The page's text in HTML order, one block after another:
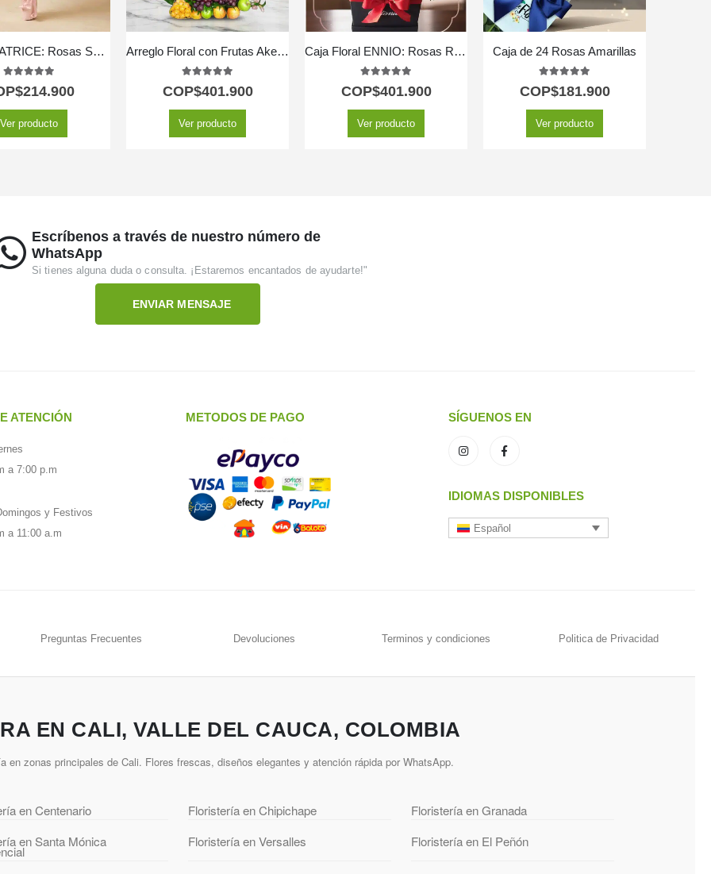
Ramo BEATRICE: Rosas Salmón y Girasoles para Expresar tus Sentimientos 💌
214.900
Ver producto
Arreglo Floral con Frutas Akebia
COP$401.900
Ver producto
Caja Floral ENNIO: Rosas Rojas y Vino Tinto para Regalar 🍷
COP$401.900
Ver producto
Caja de 24 Rosas Amarillas
COP$181.900
Ver producto
Escríbenos a través de nuestro número de
WhatsApp
Si tienes alguna duda o consulta. ¡Estaremos encantados de ayudarte!"
ENVIAR MENSAJE
ATENCIÓN
a 7:00 p.m
y Festivos
a 11:00 a.m
METODOS DE PAGO SÍGUENOS EN
IDIOMAS DISPONIBLES
Español
Preguntas Frecuentes Devoluciones Terminos y condiciones Politica de Privacidad
EN CALI, VALLE DEL CAUCA, COLOMBIA
en zonas principales de Cali. Flores frescas, diseños elegantes y atención rápida por WhatsApp.
en Centenario Floristería en Chipichape
Floristería en Granada
en Santa Mónica
Floristería en Versalles Floristería en El Peñón